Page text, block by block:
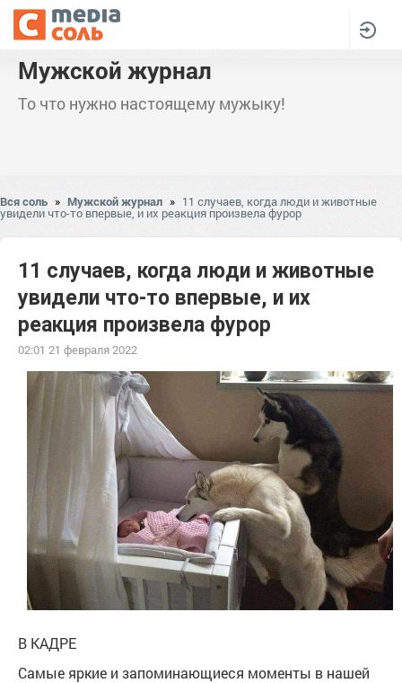
Мужской журнал
То что нужно настоящему мужыку!
Вся соль » Мужской журнал » 11 случаев, когда люди и животные
увидели что-то впервые, и их реакция произвела фурор
11 случаев, когда люди и животные
увидели что-то впервые, и их
реакция произвела фурор
02:01 21 февраля 2022
В КАДРЕ
Самые яркие и запоминающиеся моменты в нашей